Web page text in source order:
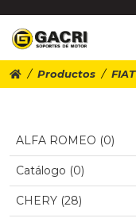
Productos FIAT
ALFA ROMEO (0)
Catálogo (0)
CHERY (28)